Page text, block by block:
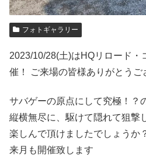
フォトギャラリー
2023/10/28(土)はHQリロード・
催！ ご来場の皆様ありがとうご
サバゲーの原点にして究極！？
縦横無尽に、駆けて隠れて狙撃
楽しんで頂けましたでしょうか
来月も開催致します